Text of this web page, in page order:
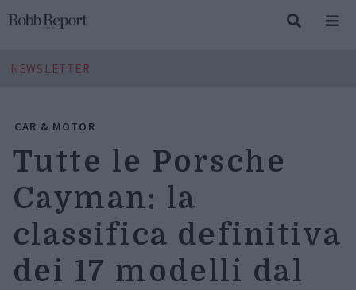
NEWSLETTER
CAR & MOTOR
Tutte le Porsche
Cayman: la
classifica definitiva
dei 17 modelli dal